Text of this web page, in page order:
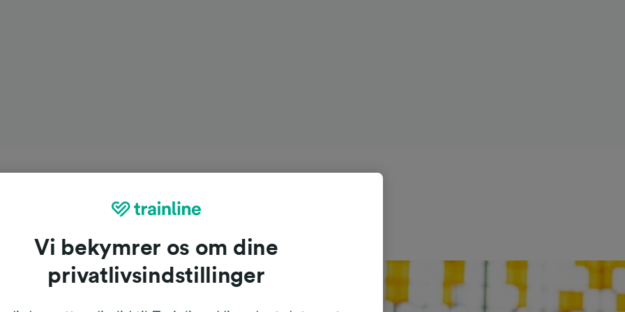
Vi bekymrer os om dine
privatlivsindstillinger